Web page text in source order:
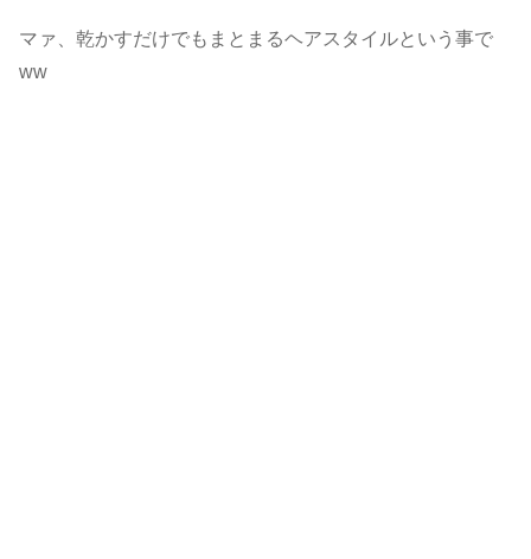
マァ、乾かすだけでもまとまるヘアスタイルという事で
ww